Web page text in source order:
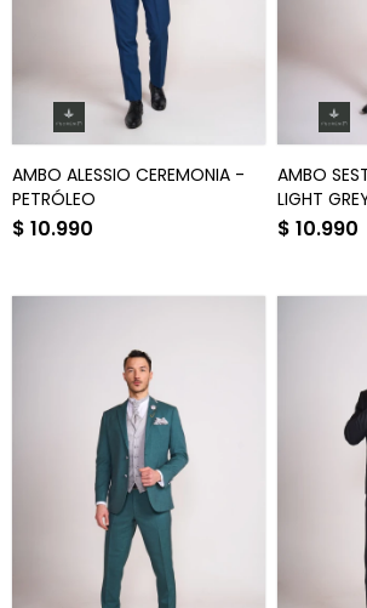
AMBO ALESSIO CEREMONIA -
PETRÓLEO
$ 10.990
AMBO
LIGHT
$ 10.990